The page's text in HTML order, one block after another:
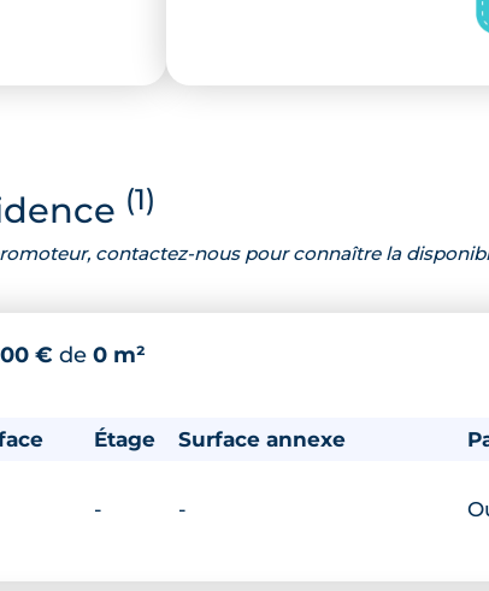
(1)
contactez-nous pour connaître la
€ de 0 m²
Étage Surface annexe
- -